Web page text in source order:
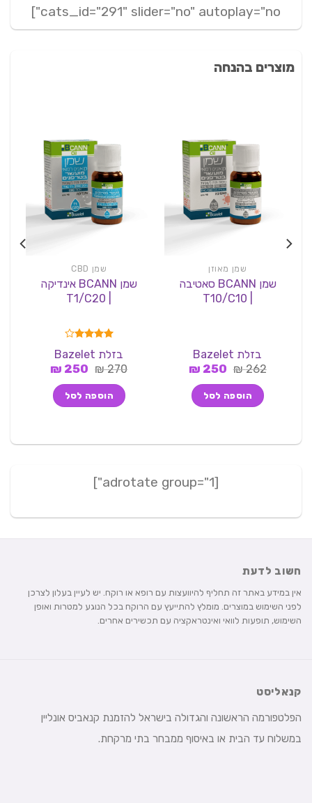
cats_id="291" slider="no" autoplay="no"]
מוצרים בהנחה
שמן מאוזן
שמן BCANN סאטיבה
בזלת Bazelet
262
₪ המחיר
היה:
262 ₪.
250
₪המחיר
הוא:
250 ₪.
הוספה לסל
שמן CBD
שמן BCANN אינדיקה
דורג
4.00
מתוך 5
בזלת Bazelet
270
₪ המחיר
היה:
270 ₪.
250
₪המחיר
הוא:
250 ₪.
הוספה לסל
חשוב לדעת
אין במידע באתר זה תחליף להיוועצות עם רופא או רוקח. יש לעיין בעלון לצרכן
לפני השימוש במוצרים. מומלץ להתייעץ עם הרוקח בכל הנוגע למטרות ואופן
השימוש, תופעות לוואי ואינטראקציה עם תכשירים אחרים.
קנאליסט
הפלטפורמה הראשונה והגדולה בישראל להזמנת קנאביס אונליין
במשלוח עד הבית או באיסוף ממבחר בתי מרקחת.